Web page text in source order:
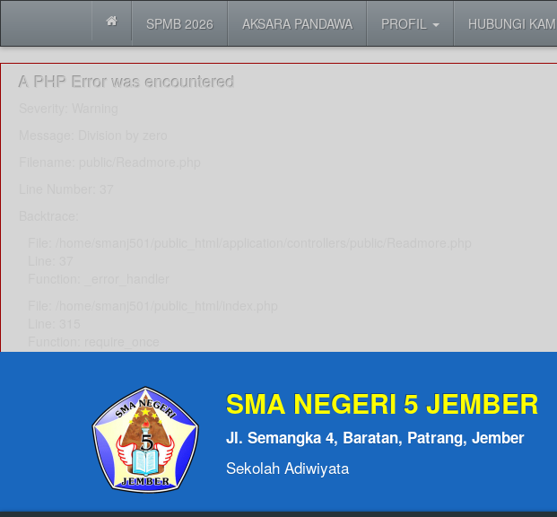
A PHP Error was encountered
SPMB 2026 AKSARA PANDAWA PROFIL HUBUNGI
SMA NEGERI 5 JEMBER
Jl. Semangka 4, Baratan, Patrang, Jember
Sekolah Adiwiyata